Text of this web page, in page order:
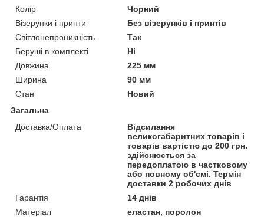
Колір
Чорний
Візерунки і принти
Без візерунків і принтів
Світлонепроникність
Так
Беруші в комплекті
Ні
Довжина
225 мм
Ширина
90 мм
Стан
Новий
Загальна
Доставка/Оплата
Відсилання
великогабаритних товарів і
товарів вартістю до 200 грн.
здійснюється за
передоплатою в частковому
або повному об'ємі. Термін
доставки 2 робочих днів
Гарантія
14 днів
Матеріал
еластан, поролон